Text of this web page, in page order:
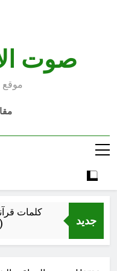
صوت
جديد
كلمات
الحسين: تسقي، آثر (ح 11)